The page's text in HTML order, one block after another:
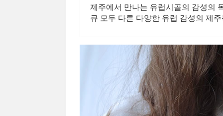
제주에서 만나는 유럽시골의 감성의
큐 모두 다른 다양한 유럽 감성의 제